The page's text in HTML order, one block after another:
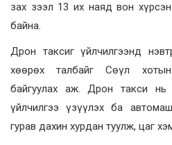
зах зээл 13 их наяд вон
байна.
Дрон таксиг үйлчилгээнд
хөөрөх талбайг Сөүл
байгуулах аж. Дрон такси нь
үйлчилгээ үзүүлэх ба
гурав дахин хурдан туулж, цаг